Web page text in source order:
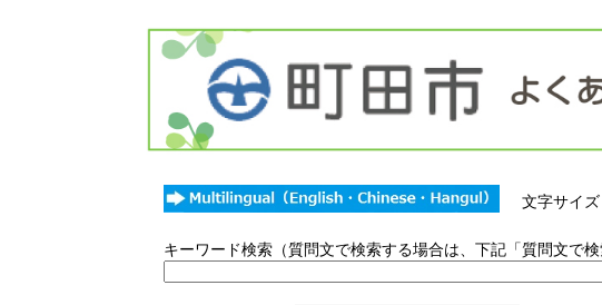
文字サイズ
キーワード検索（質問文で検索する場合は、下記「質問文で